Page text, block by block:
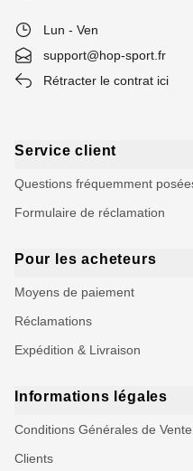
Lun - Ven
support@hop-sport.fr
Rétracter le contrat ici
Service client
Questions fréquemment
Formulaire de réclamation
Pour les acheteurs
Moyens de paiement
Réclamations
Expédition & Livraison
Informations légales
Conditions Générales de
Clients